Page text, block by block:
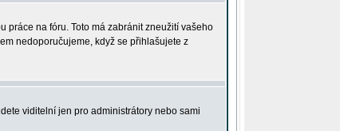
práce na fóru. Toto má zabránit zneužití vašeho
nedoporučujeme, když se přihlašujete z
viditelní jen pro administrátory nebo sami